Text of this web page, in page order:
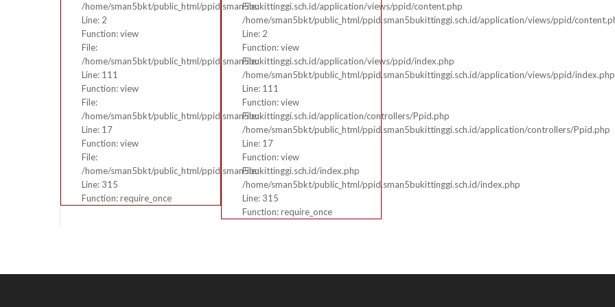
/home/sman5bkt/public_html/ppid.sman5bukittinggi.sch.id/application/views/ppid/content.php
Line: 2
Function: view
File:
/home/sman5bkt/public_html/ppid.sman5bukittinggi.sch.id/application/views/ppid/index.php
Line: 111
Function: view
File:
/home/sman5bkt/public_html/ppid.sman5bukittinggi.sch.id/application/controllers/Ppid.php
Line: 17
Function: view
File:
/home/sman5bkt/public_html/ppid.sman5bukittinggi.sch.id/index.php
Line: 315
Function: require_once
File:
/home/sman5bkt/public_html/ppid.sman5bukittinggi.sch.id/application/views/ppid/
Line: 2
Function: view
File:
/home/sman5bkt/public_html/ppid.sman5bukittinggi.sch.id/application/views/ppid/index.php
Line: 111
Function: view
File:
/home/sman5bkt/public_html/ppid.sman5bukittinggi.sch.id/application/controllers/Ppid.php
Line: 17
Function: view
File:
/home/sman5bkt/public_html/ppid.sman5bukittinggi.sch.id/index.php
Line: 315
Function: require_once
/home/sman5bkt/public_html/ppid.sman5bukittinggi.sch.id/application/
Line: 17
File:
/home/sman5bkt/public_html/ppid.sman5bukittinggi.sch.id/index.php
Line: 315
A PHP Error was encountered
Severity: Notice
Filename: ppid/index.php
Line Number: 158
Backtrace:
/home/sman5bkt/public_html/ppid.sman5bukittinggi.sch.id/application/views/